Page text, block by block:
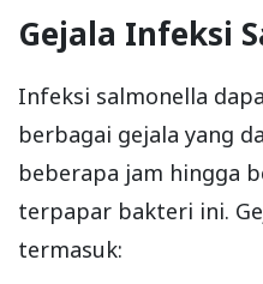
Gejala Infeksi
Infeksi salmonella
berbagai gejala yang
beberapa jam hingga
terpapar bakteri ini.
termasuk: